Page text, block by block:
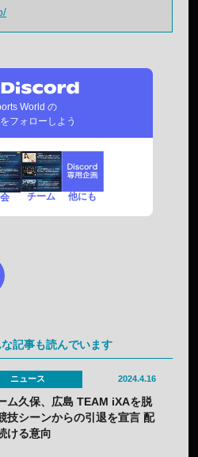
World の
フォローしよう
チーム 他にも
記事も読んでいます
ニュース 2024.4.16
ム久保、広島 TEAM iXAを脱
技シーンからの引退を宣言 配
ける意向